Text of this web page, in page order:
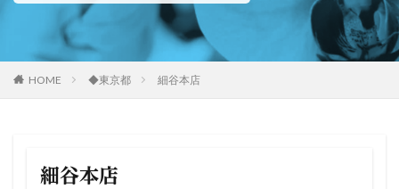
HOME ◆東京都 細谷本店
細谷本店